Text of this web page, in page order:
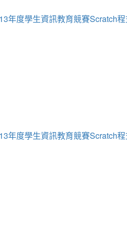
年度學生資訊教育競賽Scratch
年度學生資訊教育競賽Scratch